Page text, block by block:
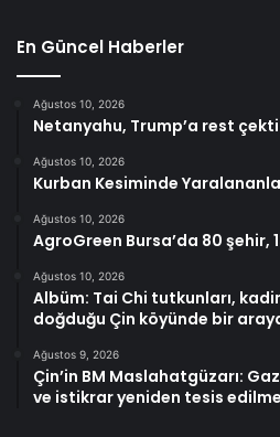
En Güncel Haberler
Ağustos 10, 2026
Netanyahu, Trump’a rest çekti
Ağustos 10, 2026
Kurban Kesiminde
Ağustos 10, 2026
AgroGreen Bursa’da 80 şehir,
Ağustos 10, 2026
Albüm: Tai Chi tutkunları,
doğduğu Çin köyünde bir
Ağustos 9, 2026
Çin’in BM Maslahatgüzarı:
ve istikrar yeniden tesis